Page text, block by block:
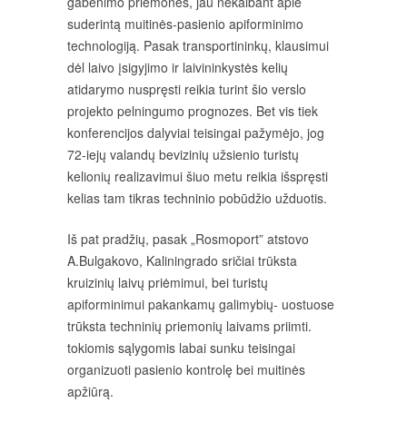
suderintą muitinės-pasienio apiforminimo
technologiją. Pasak transportininkų, klausimui
dėl laivo įsigyjimo ir laivininkystės kelių
atidarymo nuspręsti reikia turint šio verslo
projekto pelningumo prognozes. Bet vis tiek
konferencijos dalyviai teisingai pažymėjo, jog
72-iejų valandų bevizinių užsienio turistų
kelionių realizavimui šiuo metu reikia išspręsti
kelias tam tikras techninio pobūdžio užduotis.
Iš pat pradžių, pasak „Rosmoport” atstovo
A.Bulgakovo, Kaliningrado sričiai trūksta
kruizinių laivų priėmimui, bei turistų
apiforminimui pakankamų galimybių- uostuose
trūksta techninių priemonių laivams priimti.
tokiomis sąlygomis labai sunku teisingai
organizuoti pasienio kontrolę bei muitinės
apžiūrą.